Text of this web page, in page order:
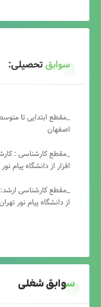
سوابقتحصیلی:
_مقطع ابتدایی تا
اصفهان
_مقطع کارشناسی :
افزار از دانشگاه پیام
از دانشگاه پیام نور
سوابق شغلی